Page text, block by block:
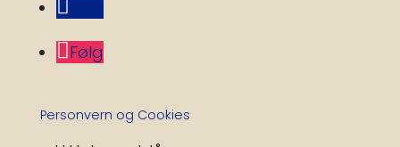
Følg
Personvern og Cookies